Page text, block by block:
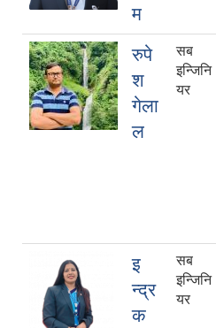
म
रुपे
श
गेला
ल
सब
इन्जिनि
यर
इ
न्द्र
क
सब
इन्जिनि
यर